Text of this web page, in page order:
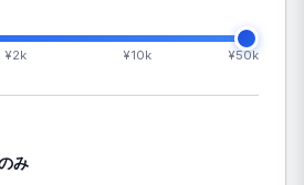
¥2k ¥10k ¥50k
み